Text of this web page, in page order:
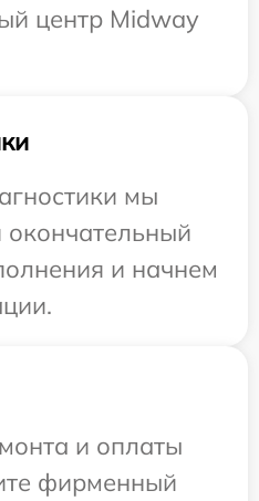
центр Midway
мы
окончательный
и начнем
и оплаты
фирменный